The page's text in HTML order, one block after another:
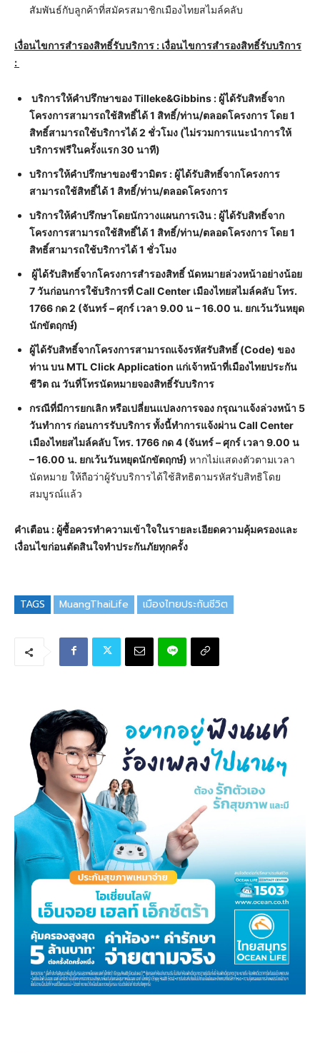
สัมพันธ์กับลูกค้าที่สมัครสมาชิกเมืองไทยสไมล์คลับ
เงื่อนไขการสำรองสิทธิ์รับบริการ : เงื่อนไขการสำรองสิทธิ์รับบริการ
:
บริการให้คำปรึกษาของTilleke&Gibbins : ผู้ได้รับสิทธิ์จาก
โครงการสามารถใช้สิทธิ์ได้ 1 สิทธิ์/ท่าน/ตลอดโครงการ โดย 1
สิทธิ์สามารถใช้บริการได้ 2 ชั่วโมง (ไม่รวมการแนะนำการให้
บริการฟรีในครั้งแรก 30 นาที)
บริการให้คำปรึกษาของชีวามิตร : ผู้ได้รับสิทธิ์จากโครงการ
สามารถใช้สิทธิ์ได้ 1 สิทธิ์/ท่าน/ตลอดโครงการ
บริการให้คำปรึกษาโดยนักวางแผนการเงิน : ผู้ได้รับสิทธิ์จาก
โครงการสามารถใช้สิทธิ์ได้ 1 สิทธิ์/ท่าน/ตลอดโครงการ โดย 1
สิทธิ์สามารถใช้บริการได้ 1 ชั่วโมง
ผู้ได้รับสิทธิ์จากโครงการสำรองสิทธิ์ นัดหมายล่วงหน้าอย่างน้อย
7 วันก่อนการใช้บริการที่ Call Center เมืองไทยสไมล์คลับ โทร.
1766 กด 2 (จันทร์ – ศุกร์ เวลา 9.00 น – 16.00 น. ยกเว้นวันหยุด
นักขัตฤกษ์)
ผู้ได้รับสิทธิ์จากโครงการสามารถแจ้งรหัสรับสิทธิ์ (Code) ของ
ท่าน บน MTL Click Application แก่เจ้าหน้าที่เมืองไทยประกัน
ชีวิต ณ วันที่โทรนัดหมายจองสิทธิ์รับบริการ
กรณีที่มีการยกเลิก หรือเปลี่ยนแปลงการจอง กรุณาแจ้งล่วงหน้า 5
วันทำการ ก่อนการรับบริการ ทั้งนี้ทำการแจ้งผ่าน Call Center
เมืองไทยสไมล์คลับ โทร. 1766 กด 4 (จันทร์ – ศุกร์ เวลา 9.00 น
– 16.00 น. ยกเว้นวันหยุดนักขัตฤกษ์) หากไม่แสดงตัวตามเวลา
นัดหมาย ให้ถือว่าผู้รับบริการได้ใช้สิทธิตามรหัสรับสิทธิโดย
สมบูรณ์แล้ว
คำเตือน : ผู้ซื้อควรทำความเข้าใจในรายละเอียดความคุ้มครองและ
เงื่อนไขก่อนตัดสินใจทำประกันภัยทุกครั้ง
TAGS MuangThaiLife เมืองไทยประกันชีวิต